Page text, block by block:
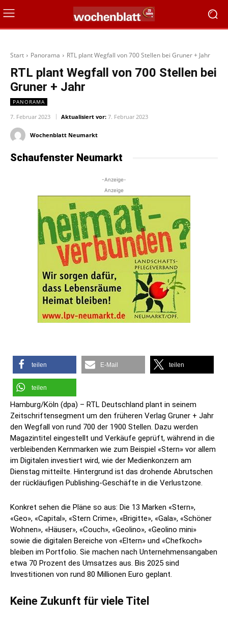
Start Panorama RTL plant Wegfall von 700 Stellen bei Gruner + Jahr
RTL plant Wegfall von 700 Stellen bei
Gruner + Jahr
PANORAMA
7. Februar 2023 Aktualisiert vor: 7. Februar 2023
Wochenblatt Neumarkt
Schaufenster Neumarkt
-Anzeige-
Anzeige
teilen E-Mail teilen
teilen
Hamburg/Köln (dpa) – RTL Deutschland plant in seinem
Zeitschriftensegment um den früheren Verlag Gruner + Jahr
den Wegfall von rund 700 der 1900 Stellen. Dazu werden
Magazintitel eingestellt und Verkäufe geprüft, während in die
verbleibenden Kernmarken wie zum Beispiel «Stern» vor allem
im Digitalen investiert wird, wie der Medienkonzern am
Dienstag mitteilte. Hintergrund ist das drohende Abrutschen
der rückläufigen Publishing-Geschäfte in die Verlustzone.
Konkret sehen die Pläne so aus: Die 13 Marken «Stern»,
«Geo», «Capital», «Stern Crime», «Brigitte», «Gala», «Schöner
Wohnen», «Häuser», «Couch», «Geolino», «Geolino mini»
sowie die digitalen Bereiche von «Eltern» und «Chefkoch»
bleiben im Portfolio. Sie machen nach Unternehmensangaben
etwa 70 Prozent des Umsatzes aus. Bis 2025 sind
Investitionen von rund 80 Millionen Euro geplant.
Keine Zukunft für viele Titel